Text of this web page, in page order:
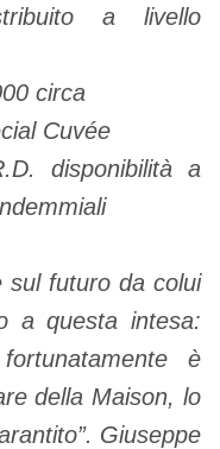
a livello
circa
Cuvée
disponibilità a
sul futuro da colui
a questa intesa:
è
della Maison, lo
Giuseppe